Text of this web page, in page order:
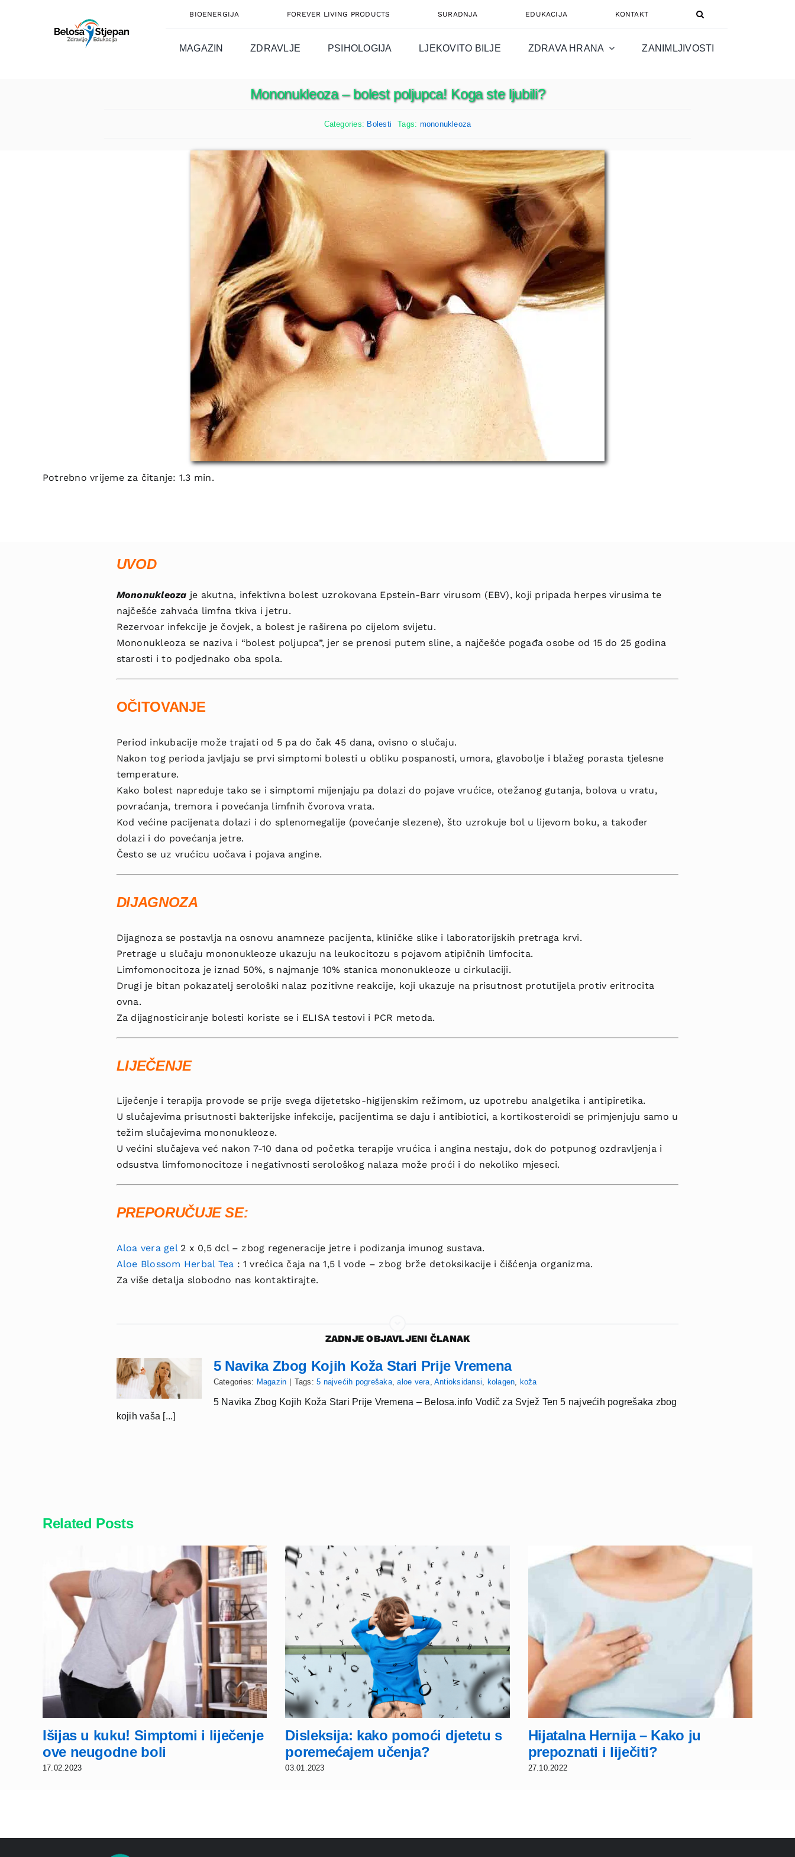
BIOENERGIJA FOREVER LIVING PRODUCTS SURADNJA EDUKACIJA KONTAKT
MAGAZIN ZDRAVLJE PSIHOLOGIJA LJEKOVITO BILJE ZDRAVA HRANA ZANIMLJIVOSTI
Mononukleoza – bolest poljupca! Koga ste ljubili?
Categories: Bolesti Tags: mononukleoza
Potrebno vrijeme za čitanje: 1.3 min.
UVOD
Mononukleoza je akutna, infektivna bolest uzrokovana Epstein-Barr virusom (EBV), koji pripada herpes virusima te
najčešće zahvaća limfna tkiva i jetru.
Rezervoar infekcije je čovjek, a bolest je raširena po cijelom svijetu.
Mononukleoza se naziva i “bolest poljupca”, jer se prenosi putem sline, a najčešće pogađa osobe od 15 do 25 godina
starosti i to podjednako oba spola.
OČITOVANJE
Period inkubacije može trajati od 5 pa do čak 45 dana, ovisno o slučaju.
Nakon tog perioda javljaju se prvi simptomi bolesti u obliku pospanosti, umora, glavobolje i blažeg porasta tjelesne
temperature.
Kako bolest napreduje tako se i simptomi mijenjaju pa dolazi do pojave vrućice, otežanog gutanja, bolova u vratu,
povraćanja, tremora i povećanja limfnih čvorova vrata.
Kod većine pacijenata dolazi i do splenomegalije (povećanje slezene), što uzrokuje bol u lijevom boku, a također
dolazi i do povećanja jetre.
Često se uz vrućicu uočava i pojava angine.
DIJAGNOZA
Dijagnoza se postavlja na osnovu anamneze pacijenta, kliničke slike i laboratorijskih pretraga krvi.
Pretrage u slučaju mononukleoze ukazuju na leukocitozu s pojavom atipičnih limfocita.
Limfomonocitoza je iznad 50%, s najmanje 10% stanica mononukleoze u cirkulaciji.
Drugi je bitan pokazatelj serološki nalaz pozitivne reakcije, koji ukazuje na prisutnost protutijela protiv eritrocita
ovna.
Za dijagnosticiranje bolesti koriste se i ELISA testovi i PCR metoda.
LIJEČENJE
Liječenje i terapija provode se prije svega dijetetsko-higijenskim režimom, uz upotrebu analgetika i antipiretika.
U slučajevima prisutnosti bakterijske infekcije, pacijentima se daju i antibiotici, a kortikosteroidi se primjenjuju samo u
težim slučajevima mononukleoze.
U većini slučajeva već nakon 7-10 dana od početka terapije vrućica i angina nestaju, dok do potpunog ozdravljenja i
odsustva limfomonocitoze i negativnosti serološkog nalaza može proći i do nekoliko mjeseci.
PREPORUČUJE SE:
Aloa vera gel2 x 0,5 dcl – zbog regeneracije jetre i podizanja imunog sustava.
Aloe Blossom Herbal Tea : 1 vrećica čaja na 1,5 l vode – zbog brže detoksikacije i čišćenja organizma.
Za više detalja slobodno nas kontaktirajte.
ZADNJE OBJAVLJENI ČLANAK
5 Navika Zbog Kojih Koža Stari Prije Vremena
Categories: Magazin Tags:5 najvećih pogrešaka,aloe vera, Antioksidansi, kolagen, koža
5 Navika Zbog Kojih Koža Stari Prije Vremena – Belosa.info Vodič za Svjež Ten 5 najvećih pogrešaka zbog
kojih vaša [...]
Related Posts
Išijas u kuku! Simptomi i liječenje
ove neugodne boli
17.02.2023
Disleksija: kako pomoći djetetu s
poremećajem učenja?
03.01.2023
Hijatalna Hernija – Kako ju
prepoznati i liječiti?
27.10.2022